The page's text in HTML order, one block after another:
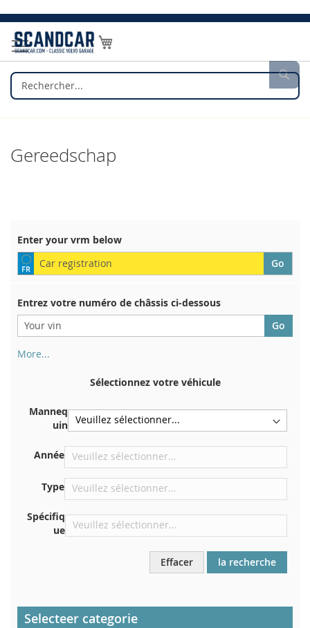
Allez
au
contenu
Mon panier
Gereedschap
Enter your vrm below
Entrez votre numéro de châssis ci-dessous
More...
d'immatriculation. Et aussi dans la voiture
Centrer contre la cloison sous le capot
Directement dans le compartiment moteur
Près du pare-brise, sur le tableau de bord
Dans le montant de porte arrière droit
Sélectionnez votre véhicule
Manneq
uin
Année
Type
Spécifiq
ue
Effacer la recherche
Selecteer categorie